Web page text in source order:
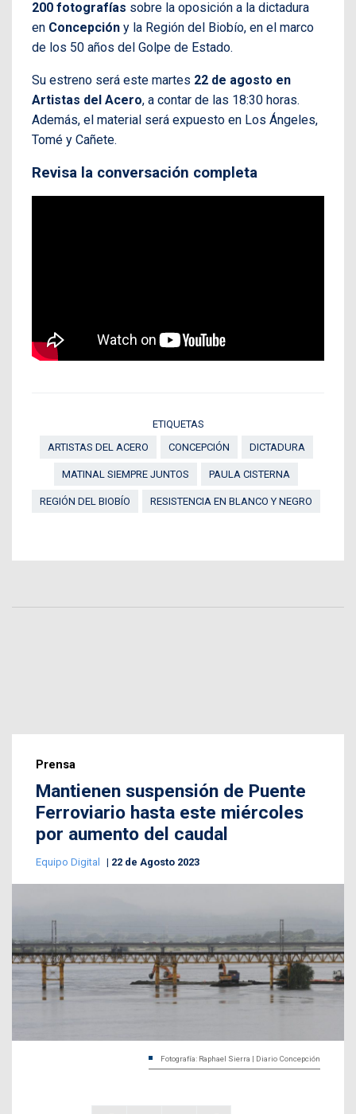
200 fotografías sobre la oposición a la dictadura
en Concepción y la Región del Biobío, en el marco
de los 50 años del Golpe de Estado.
Su estreno será este martes 22 de agosto en
Artistas del Acero, a contar de las 18:30 horas.
Además, el material será expuesto en Los Ángeles,
Tomé y Cañete.
Revisa la conversación completa
ETIQUETAS
ARTISTAS DEL ACERO
CONCEPCIÓN DICTADURA
MATINAL SIEMPRE JUNTOS PAULA CISTERNA
REGIÓN DEL BIOBÍO RESISTENCIA EN BLANCO Y NEGRO
Prensa
Mantienen suspensión de Puente
Ferroviario hasta este miércoles
por aumento del caudal
Equipo Digital 22 de Agosto 2023
Fotografía: Raphael Sierra | Diario Concepción